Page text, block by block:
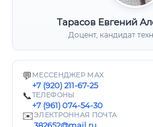
Тарасов Евгений
Доцент, кандидат
💬 МЕССЕНДЖЕР MAX
+7 (920) 211-67-25
📞ТЕЛЕФОНЫ
+7 (961) 074-54-30
✉️ЭЛЕКТРОННАЯ ПОЧТА